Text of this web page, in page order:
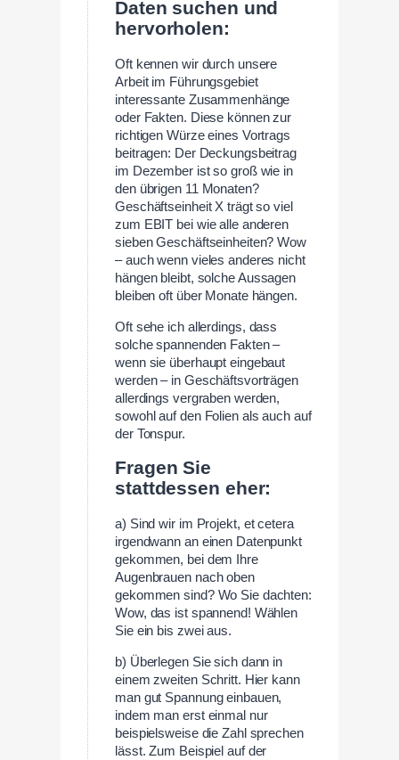
Daten suchen und
hervorholen:
Oft kennen wir durch unsere
Arbeit im Führungsgebiet
interessante Zusammenhänge
oder Fakten. Diese können zur
richtigen Würze eines Vortrags
beitragen: Der Deckungsbeitrag
im Dezember ist so groß wie in
den übrigen 11 Monaten?
Geschäftseinheit X trägt so viel
zum EBIT bei wie alle anderen
sieben Geschäftseinheiten? Wow
– auch wenn vieles anderes nicht
hängen bleibt, solche Aussagen
bleiben oft über Monate hängen.
Oft sehe ich allerdings, dass
solche spannenden Fakten –
wenn sie überhaupt eingebaut
werden – in Geschäftsvorträgen
allerdings vergraben werden,
sowohl auf den Folien als auch auf
der Tonspur.
Fragen Sie
stattdessen eher:
a) Sind wir im Projekt, et cetera
irgendwann an einen Datenpunkt
gekommen, bei dem Ihre
Augenbrauen nach oben
gekommen sind? Wo Sie dachten:
Wow, das ist spannend! Wählen
Sie ein bis zwei aus.
b) Überlegen Sie sich dann in
einem zweiten Schritt. Hier kann
man gut Spannung einbauen,
indem man erst einmal nur
beispielsweise die Zahl sprechen
lässt. Zum Beispiel auf der